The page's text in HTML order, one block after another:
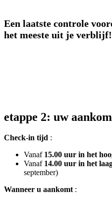
Een laatste controle
het meeste uit je verblijf!
etappe 2: uw
Check-in tijd :
Vanaf 15.00 uur in het
Vanaf 14.00 uur in het
september)
Wanneer u aankomt: